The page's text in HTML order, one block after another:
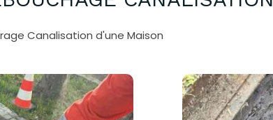
Canalisation d'une Maison